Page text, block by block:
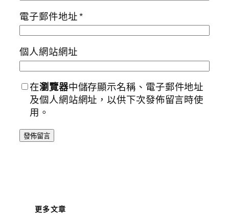
電子郵件地址*
個人網站網址
在瀏覽器中儲存顯示名稱、電子郵件地址
及個人網站網址，以供下次發佈留言時使
用。
更多文章